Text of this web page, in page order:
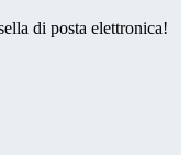
di posta elettronica!